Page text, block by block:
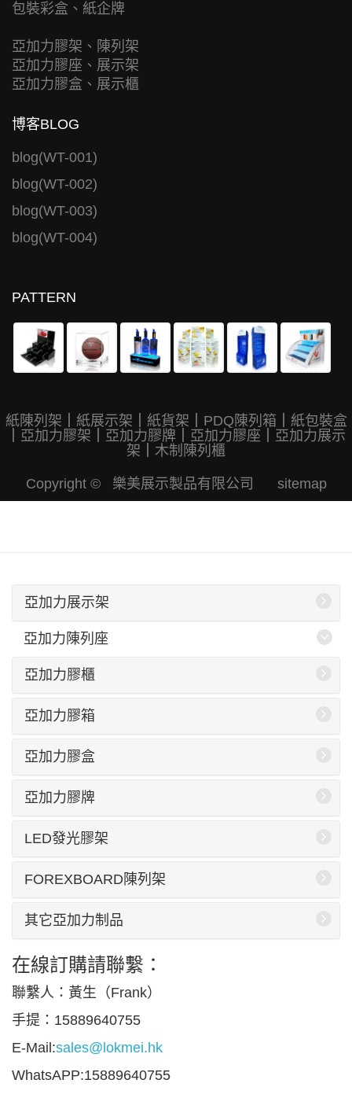
包裝彩盒、紙企牌
亞加力膠架、陳列架
亞加力膠座、展示架
亞加力膠盒、展示櫃
博客BLOG
blog(WT-001)
blog(WT-002)
blog(WT-003)
blog(WT-004)
PATTERN
紙陳列架 紙展示架 紙貨架 PDQ陳列箱
紙包裝盒
亞加力膠架 亞加力膠牌 亞加力膠座
亞加力展示
架
木制陳列櫃
Copyright © 樂美展示製品有限公司 sitemap
亞加力展示架
亞加力陳列座
亞加力膠櫃
亞加力膠箱
亞加力膠盒
亞加力膠牌
LED發光膠架
FOREXBOARD陳列架
其它亞加力制品
在線訂購請聯繫：
聯繫人：黃生（Frank）
手提：15889640755
E-Mail:sales@lokmei.hk
WhatsAPP:15889640755